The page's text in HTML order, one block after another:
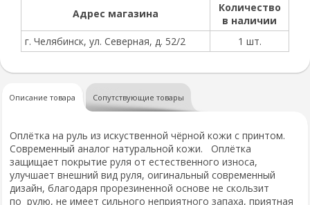
Адрес магазина
Количество
в наличии
г. Челябинск, ул. Северная, д. 52/2
1 шт.
Описание товара Сопутствующие товары
Оплётка на руль из искуственной чёрной кожи с принтом.
Современный аналог натуральной кожи. Оплётка
защищает покрытие руля от естественного износа,
улучшает внешний вид руля, оигинальный современный
дизайн, благодаря прорезиненной основе не скользит
по рулю, не имеет сильного неприятного запаха, приятная